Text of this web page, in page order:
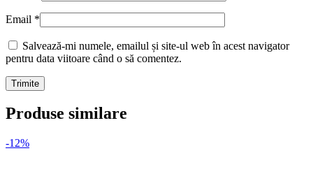
Email *
Salvează-mi numele, emailul și site-ul web în acest navigator
pentru data viitoare când o să comentez.
Produse similare
-12%